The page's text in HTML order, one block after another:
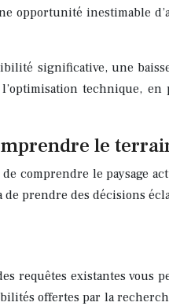
inestimable
significative, une
technique,
le
comprendre le paysage
prendre des décisions
requêtes existantes
offertes par la